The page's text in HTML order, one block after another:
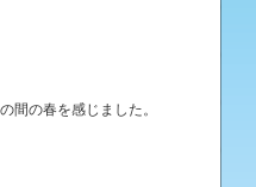
間の春を感じました。